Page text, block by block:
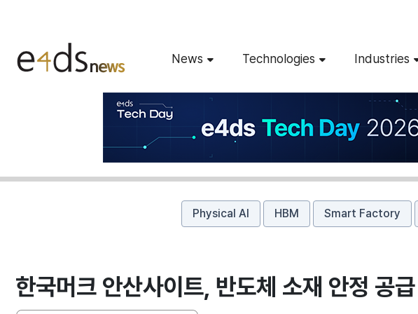
News Technologies Industries
Physical AI HBM Smart Factory
한국머크 안산사이트, 반도체 소재 안정 공